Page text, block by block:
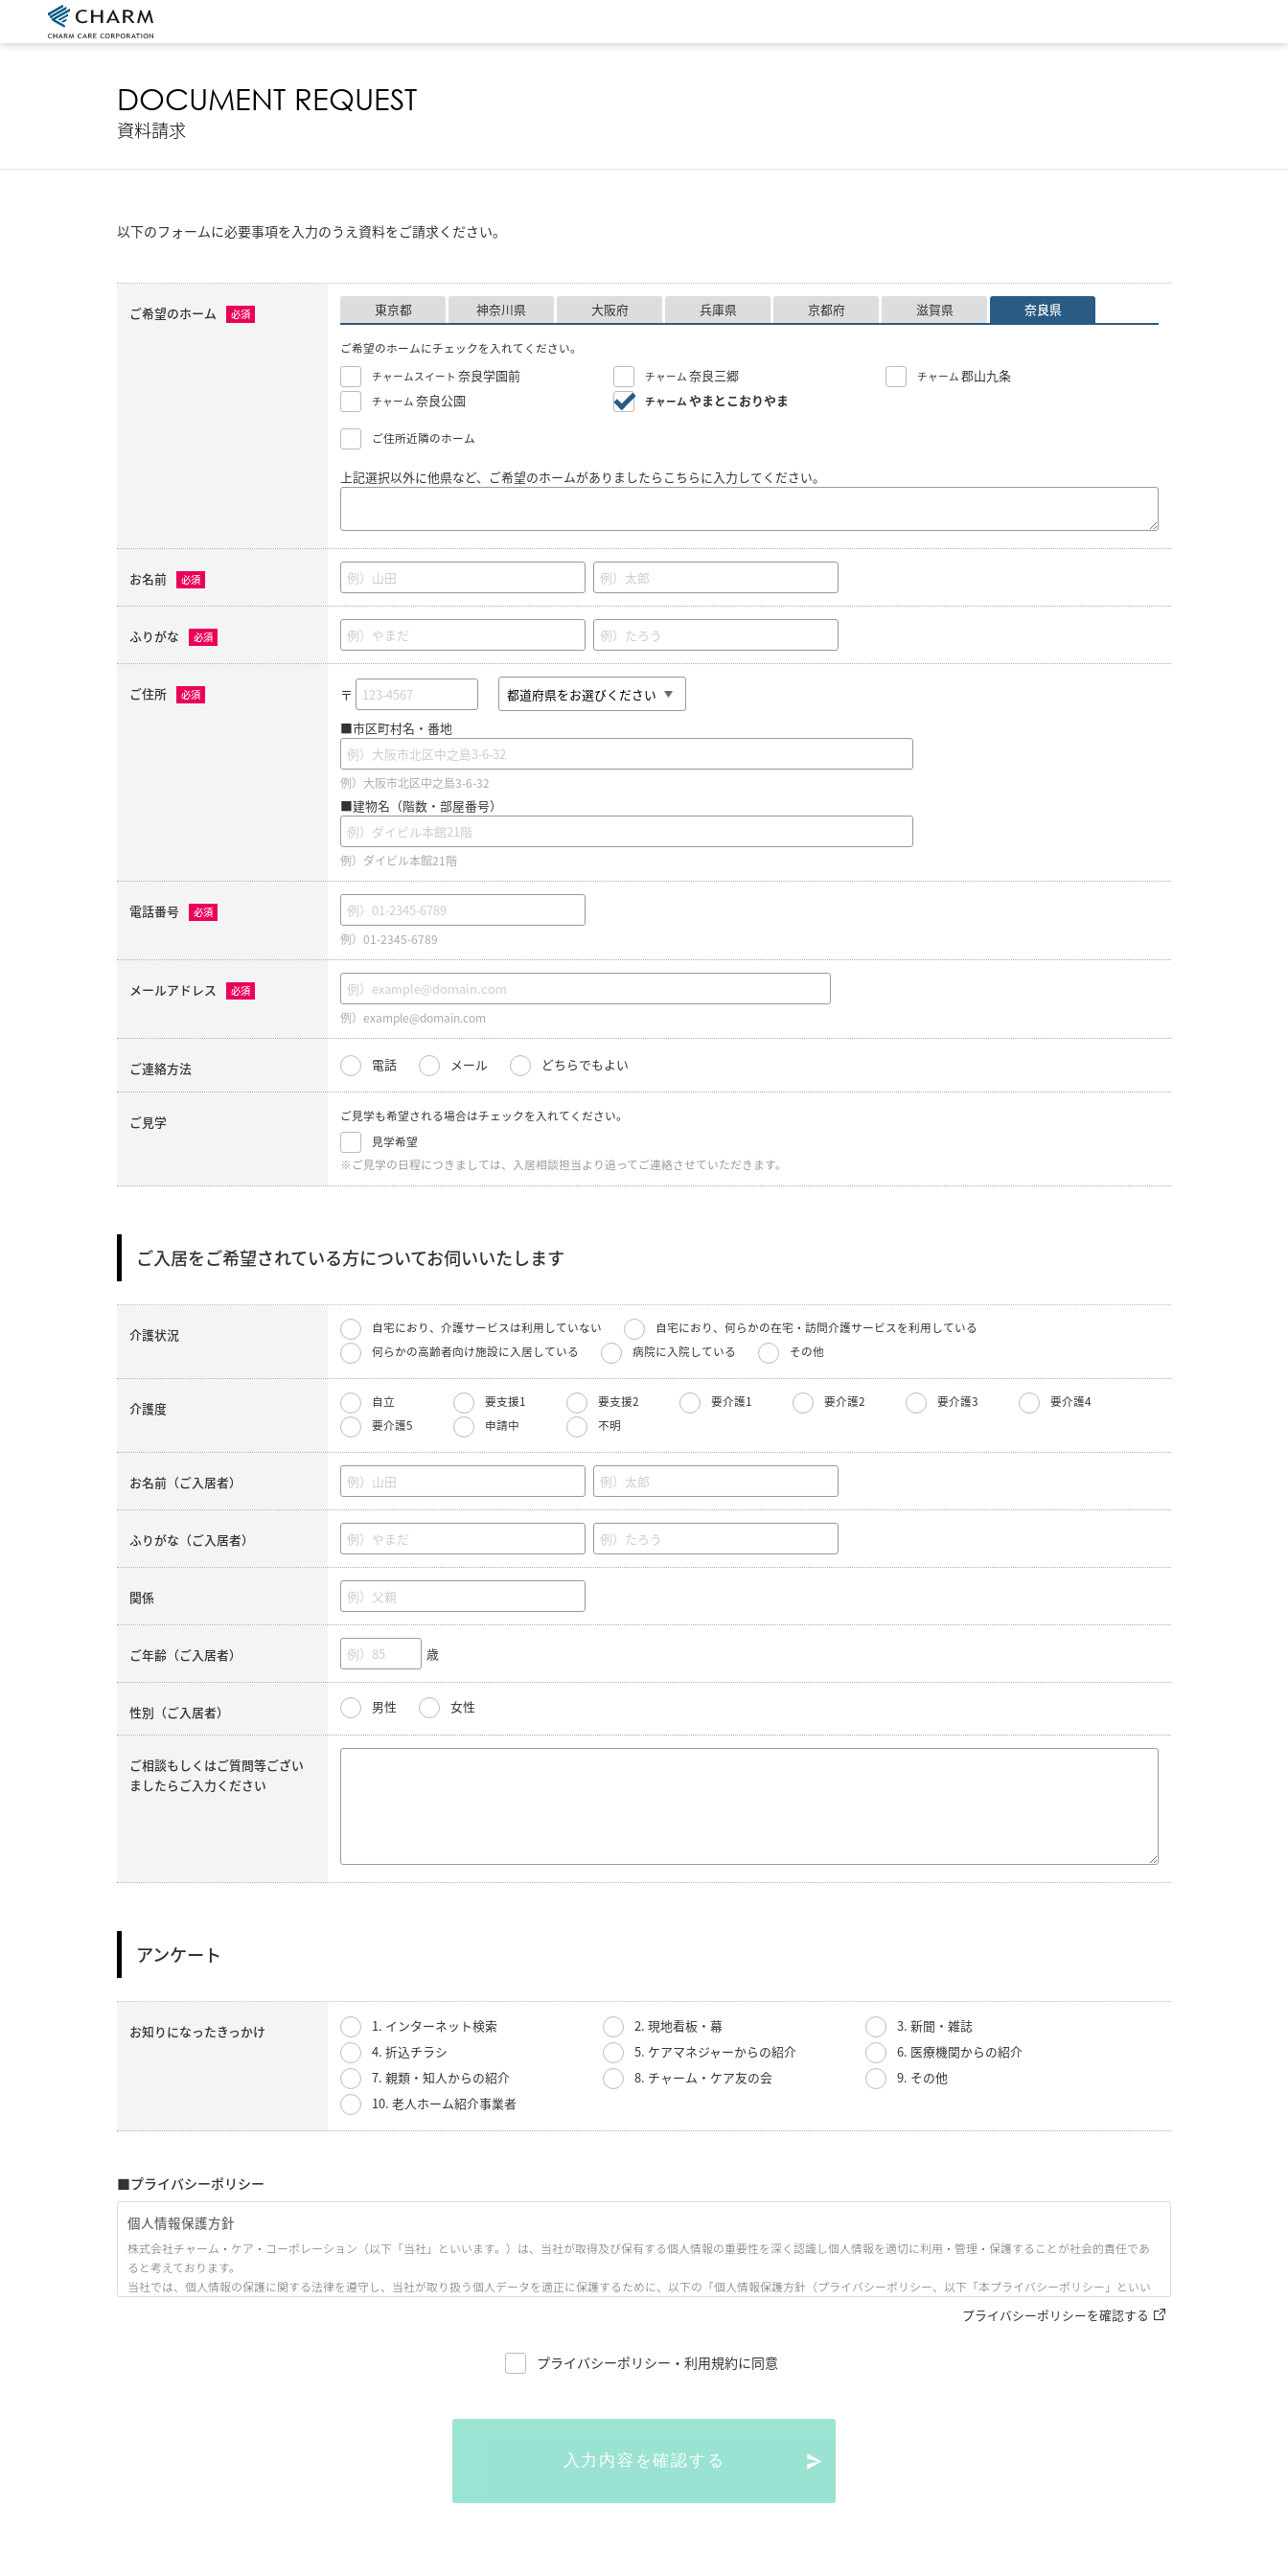
DOCUMENT REQUEST
資料請求
以下のフォームに必要事項を入力のうえ資料をご請求ください。
ご希望のホーム 必須 東京都 神奈川県 大阪府 兵庫県 京都府 滋賀県 奈良県
ご希望のホームにチェックを入れてください。
チャームスイート 奈良学園前 チャーム 奈良三郷 チャーム郡山九条
チャーム 奈良公園 チャーム やまとこおりやま
ご住所近隣のホーム
上記選択以外に他県など、ご希望のホームがありましたらこちらに入力してください。
お名前 必須
ふりがな 必須
ご住所 必須
〒
■市区町村名・番地
例）大阪市北区中之島3-6-32
■建物名（階数・部屋番号）
例）ダイビル本館21階
電話番号 必須
例）01-2345-6789
メールアドレス 必須
例）example@domain.com
ご連絡方法 電話 メール どちらでもよい
ご見学
ご見学も希望される場合はチェックを入れてください。
見学希望
※ご見学の日程につきましては、入居相談担当より追ってご連絡させていただきます。
ご入居をご希望されている方についてお伺いいたします
介護状況 自宅におり、介護サービスは利用していない
自宅におり、何らかの在宅・訪問介護サービスを利用している
何らかの高齢者向け施設に入居している
病院に入院している その他
介護度 自立 要支援1 要支援2 要介護1 要介護2 要介護3
要介護4
要介護5
申請中 不明
お名前（ご入居者）
ふりがな（ご入居者）
関係
ご年齢（ご入居者） 歳
性別（ご入居者） 男性 女性
ご相談もしくはご質問等ござい
ましたらご入力ください
アンケート
お知りになったきっかけ 1. インターネット検索 2. 現地看板・幕
3. 新聞・雑誌
4. 折込チラシ
5. ケアマネジャーからの紹介
6. 医療機関からの紹介
7. 親類・知人からの紹介
8. チャーム・ケア友の会
9. その他
10. 老人ホーム紹介事業者
■プライバシーポリシー
個人情報保護方針
株式会社チャーム・ケア・コーポレーション（以下「当社」といいます。）は、当社が取得及び保有する個人情報の重要性を深く認識し個人情報を適切に利用・管理・保護することが社会的責任であ
ると考えております。
当社では、個人情報の保護に関する法律を遵守し、当社が取り扱う個人データを適正に保護するために、以下の「個人情報保護方針（プライバシーポリシー、以下「本プライバシーポリシー」といい
プライバシーポリシーを確認する
プライバシーポリシー・利用規約に同意
入力内容を確認する